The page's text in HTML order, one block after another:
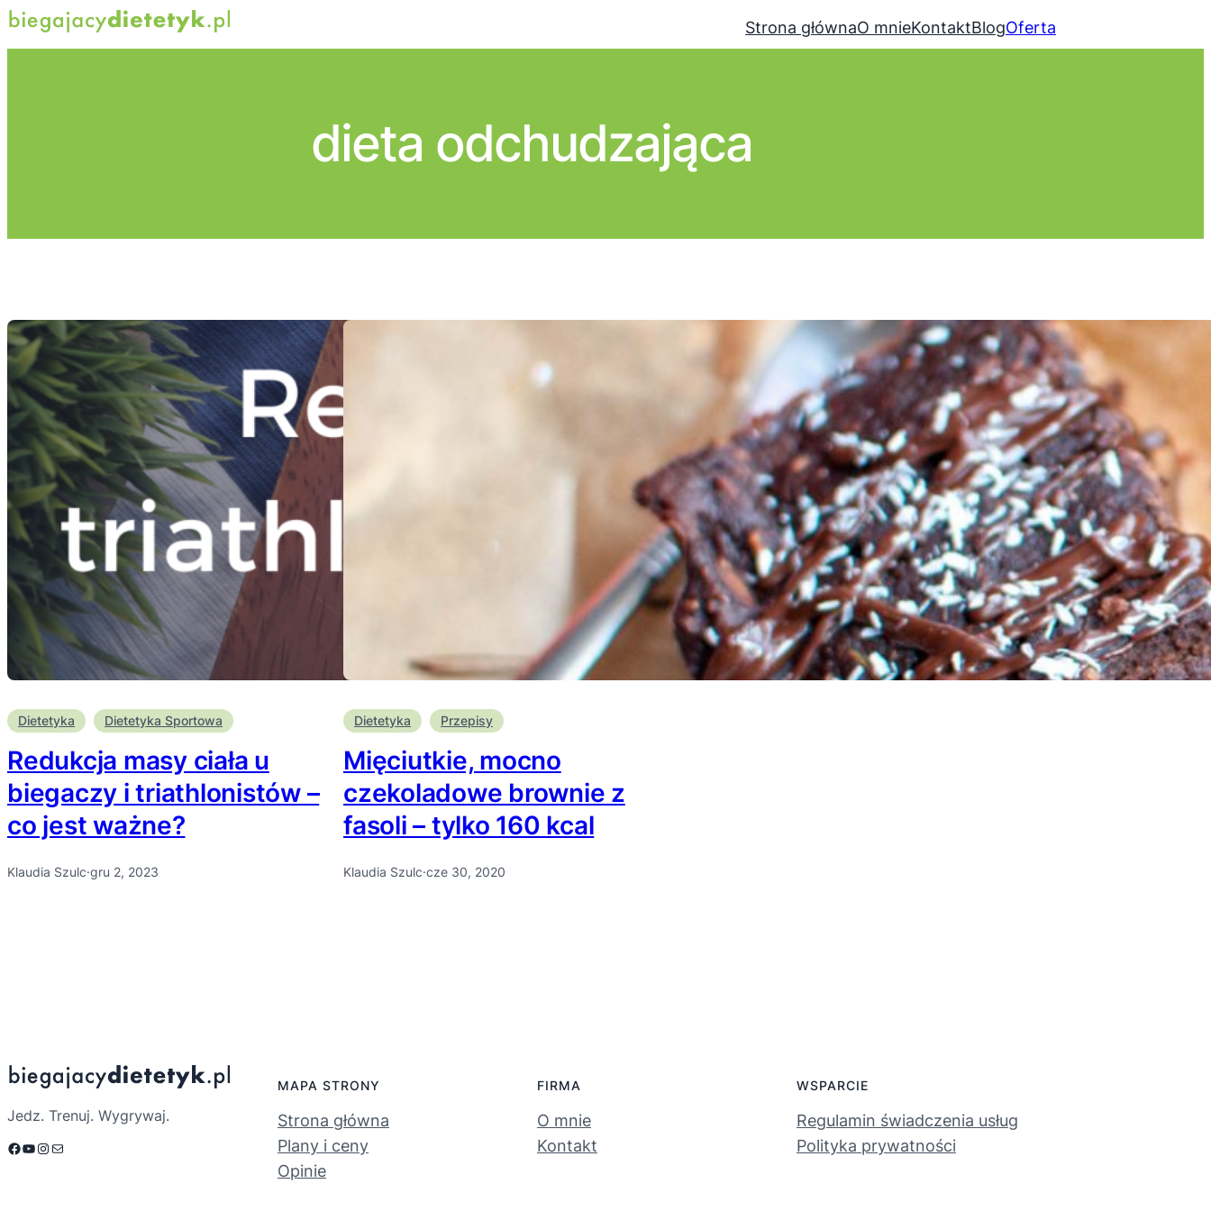
Przejdź
Strona głównaO mnieKontaktBlogOferta
dieta odchudzająca
Dietetyka Dietetyka Sportowa
Redukcja masy ciała u
biegaczy i triathlonistów –
co jest ważne?
Klaudia Szulc·gru 2, 2023
Dietetyka Przepisy
Mięciutkie, mocno
czekoladowe brownie z
fasoli – tylko 160 kcal
Klaudia Szulc·cze 30, 2020
Jedz. Trenuj. Wygrywaj.
Facebook YouTube Instagram Mail
MAPA STRONY
Strona główna
Plany i ceny
Opinie
FIRMA
O mnie
Kontakt
WSPARCIE
Regulamin świadczenia usług
Polityka prywatności